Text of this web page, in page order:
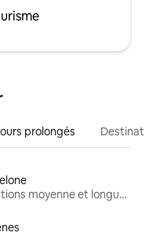
prolongés
Locations moyenne et longue durée